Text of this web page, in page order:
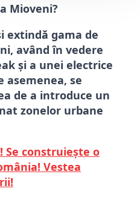
Mioveni?
extindă gama de
având în vedere
și a unei electrice
asemenea, se
de a introduce un
zonelor urbane
Se construiește o
Vestea